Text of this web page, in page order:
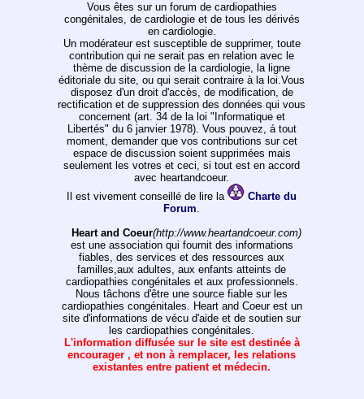
Vous êtes sur un forum de cardiopathies
congénitales, de cardiologie et de tous les dérivés
en cardiologie.
Un modérateur est susceptible de supprimer, toute
contribution qui ne serait pas en relation avec le
thème de discussion de la cardiologie, la ligne
éditoriale du site, ou qui serait contraire à la loi.Vous
disposez d'un droit d'accès, de modification, de
rectification et de suppression des données qui vous
concernent (art. 34 de la loi "Informatique et
Libertés" du 6 janvier 1978). Vous pouvez, á tout
moment, demander que vos contributions sur cet
espace de discussion soient supprimées mais
seulement les votres et ceci, si tout est en accord
avec heartandcoeur.
Il est vivement conseillé de lire la
Charte du
Forum.
Heart and Coeur(http://www.heartandcoeur.com)
est une association qui fournit des informations
fiables, des services et des ressources aux
familles,aux adultes, aux enfants atteints de
cardiopathies congénitales et aux professionnels.
Nous tâchons d'être une source fiable sur les
cardiopathies congénitales. Heart and Coeur est un
site d'informations de vécu d'aide et de soutien sur
les cardiopathies congénitales.
L'information diffusée sur le site est destinée à
encourager , et non à remplacer, les relations
existantes entre patient et médecin.